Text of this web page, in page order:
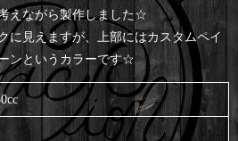
えながら製作しました☆
に見えますが、上部にはカスタムペイ
ンというカラーです☆